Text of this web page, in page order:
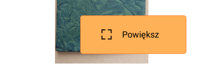
Powiększ